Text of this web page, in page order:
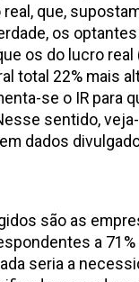
que,
os
os do lucro
total 22% mais
se o IR para
sentido,
dados
são as
a
seria a